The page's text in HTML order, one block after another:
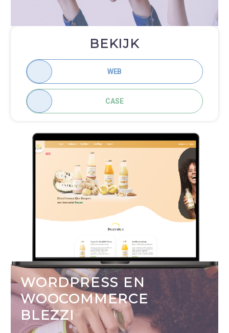
merkidentiteit weerspiegelt en het
winkelgemak vergroot.
BEKIJK
WEB
CASE
WORDPRESS EN
WOOCOMMERCE
BLEZZI